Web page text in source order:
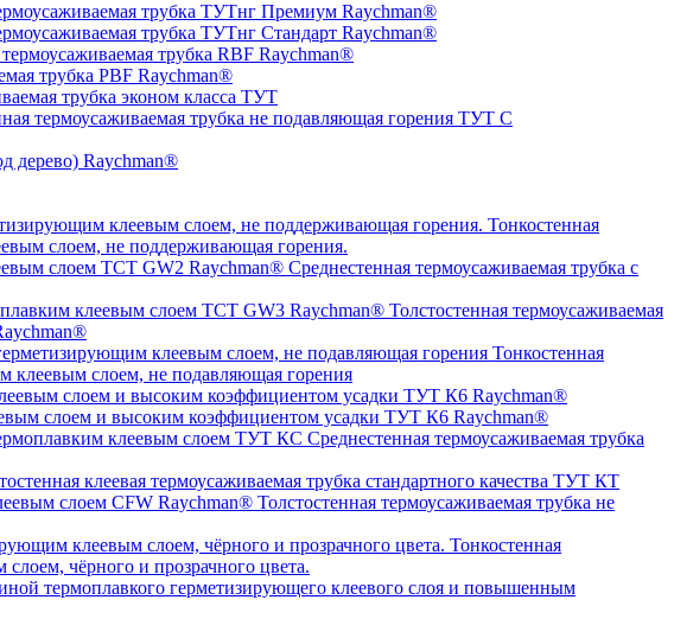
трубка ТУТнг Премиум Raychman®
трубка ТУТнг Стандарт Raychman®
трубка RBF Raychman®
трубка PBF Raychman®
трубка эконом класса ТУТ
термоусаживаемая трубка не подавляющая горения ТУТ С
дерево) Raychman®
Тонкостенная
слоем, не поддерживающая горения.
Среднестенная термоусаживаемая трубка c
Толстостенная термоусаживаемая
Тонкостенная
клеевым слоем, не подавляющая горения
слоем и высоким коэффициентом усадки ТУТ К6 Raychman®
Среднестенная термоусаживаемая трубка
клеевая термоусаживаемая трубка стандартного качества ТУТ КТ
Толстостенная термоусаживаемая трубка не
Тонкостенная
чёрного и прозрачного цвета.